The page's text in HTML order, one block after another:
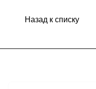
Назад к списку